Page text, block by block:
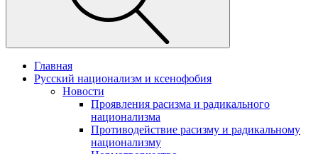
Главная
Русский национализм и ксенофобия
Новости
Проявления расизма и радикального
национализма
Противодействие расизму и радикальному
национализму